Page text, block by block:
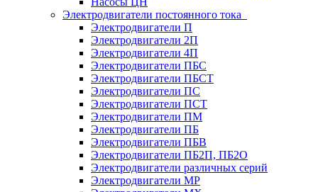
Электродвигатели постоянного тока
Электродвигатели П
Электродвигатели 2П
Электродвигатели 4П
Электродвигатели ПБС
Электродвигатели ПБСТ
Электродвигатели ПС
Электродвигатели ПСТ
Электродвигатели ПМ
Электродвигатели ПБ
Электродвигатели ПБВ
Электродвигатели ПБ2П, ПБ2О
Электродвигатели различных серий
Электродвигатели МР